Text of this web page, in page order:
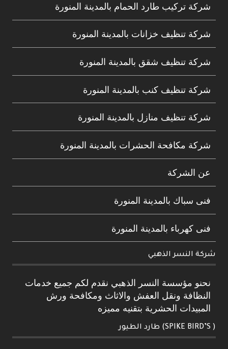
شركة تركيب طارد الحمام بالمدينة المنورة
شركة تنظيف خزانات بالمدينة المنورة
شركة تنظيف شقق بالمدينة المنورة
شركة تنظيف كنب بالمدينة المنورة
شركة تنظيف منازل بالمدينة المنورة
شركة مكافحة الحشرات بالمدينة المنورة
عن الشركة
فنى سباك بالمدينة المنورة
فنى كهرباء بالمدينة المنورة
شركة النسر الذهبي
نحنو مؤسسة النسر الذهبي نقدم لكم جميع خدمات
النظافة ونقل العفش والاثاث ومكافحة ورش
المبيدات الحشرية بتقنيه مميزه
( SPIKE BIRD’S) طارد الطيور